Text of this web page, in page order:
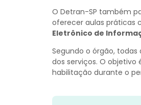
O Detran-SP também
oferecer aulas práticas
Eletrônico de
Segundo o órgão,
dos serviços. O objetivo
habilitação durante o